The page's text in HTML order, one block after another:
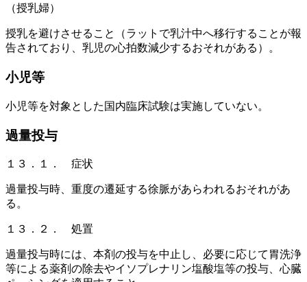
（授乳婦）
授乳を避けさせること（ラットで乳汁中へ移行することが報
告されており、乳児の心拍数減少するおそれがある）。
小児等
小児等を対象とした国内臨床試験は実施していない。
過量投与
１３．１． 症状
過量投与時、重度の遷延する徐脈があらわれるおそれがあ
る。
１３．２． 処置
過量投与時には、本剤の投与を中止し、必要に応じて胃洗浄
等による薬剤の除去やイソプレナリン塩酸塩等の投与、心臓